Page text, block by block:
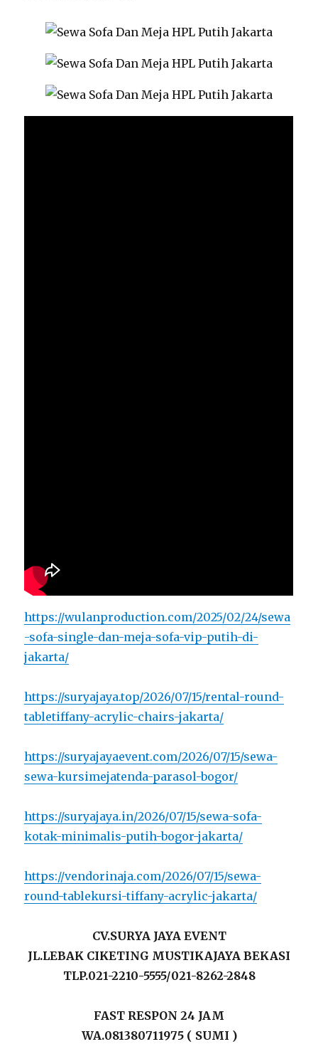
https://wulanproduction.com/2025/02/24/sewa
-sofa-single-dan-meja-sofa-vip-putih-di-
jakarta/
https://suryajaya.top/2026/07/15/rental-round-
tabletiffany-acrylic-chairs-jakarta/
https://suryajayaevent.com/2026/07/15/sewa-
sewa-kursimejatenda-parasol-bogor/
https://suryajaya.in/2026/07/15/sewa-sofa-
kotak-minimalis-putih-bogor-jakarta/
https://vendorinaja.com/2026/07/15/sewa-
round-tablekursi-tiffany-acrylic-jakarta/
CV.SURYA JAYA EVENT
JL.LEBAK CIKETING MUSTIKAJAYA BEKASI
TLP.021-2210-5555/021-8262-2848
FAST RESPON 24 JAM
WA.081380711975 ( SUMI )